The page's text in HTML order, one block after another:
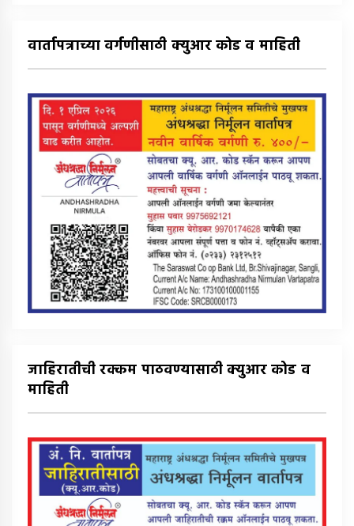
वार्तापत्राच्या वर्गणीसाठी क्युआर कोड व माहिती
जाहिरातीची रक्कम पाठवण्यासाठी क्युआर कोड व
माहिती